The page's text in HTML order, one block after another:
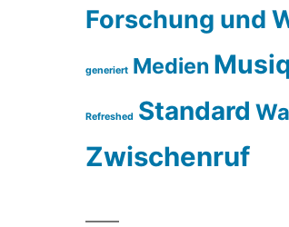
Forschung und
generiert Medien
Refreshed Standard
Zwischenruf